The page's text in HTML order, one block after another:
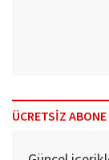
ÜCRETSİZ